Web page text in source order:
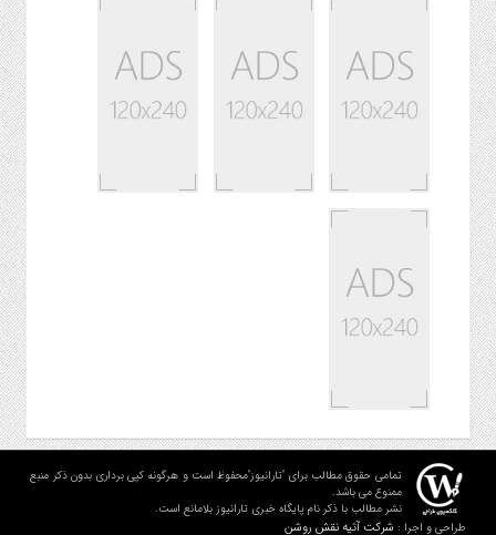
تمامی حقوق مطالب برای "تارانیوز"محفوظ است و هرگونه کپی برداری بدون ذکر منبع
ممنوع می باشد.
نشر مطالب با ذکر نام پایگاه خبری تارانیوز بلامانع است.
طراحی و اجرا : شرکت آتیه نقش روشن